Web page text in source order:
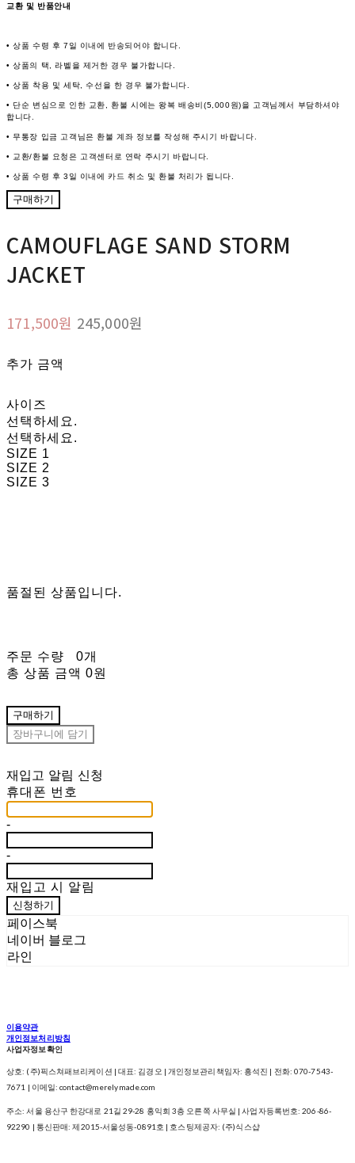
교환 및 반품안내
• 상품 수령 후 7일 이내에 반송되어야 합니다.
• 상품의 택, 라벨을 제거한 경우 불가합니다.
• 상품 착용 및 세탁, 수선을 한 경우 불가합니다.
• 단순 변심으로 인한 교환, 환불 시에는 왕복 배송비(5,000원)을 고객님께서 부담하셔야
합니다.
• 무통장 입금 고객님은 환불 계좌 정보를 작성해 주시기 바랍니다.
• 교환/환불 요청은 고객센터로 연락 주시기 바랍니다.
• 상품 수령 후 3일 이내에 카드 취소 및 환불 처리가 됩니다.
구매하기
CAMOUFLAGE SAND STORM
JACKET
171,500원 245,000원
추가 금액
사이즈
선택하세요.
선택하세요.
SIZE 1
SIZE 2
SIZE 3
품절된 상품입니다.
주문 수량
0개
총 상품 금액 0원
구매하기
장바구니에 담기
재입고 알림 신청
휴대폰 번호
-
-
재입고 시 알림
신청하기
페이스북
네이버 블로그
라인
이용약관
개인정보처리방침
사업자정보확인
상호: (주)픽스쳐패브리케이션 | 대표: 김경오 | 개인정보관리책임자: 흥석진 | 전화: 070-7543-
7671 | 이메일: contact@merelymade.com
주소: 서울 용산구 한강대로 21길 29-28 홍익회 3층 오른쪽 사무실 | 사업자등록번호:206-86-
92290 | 통신판매:제2015-서울성동-0891호 | 호스팅제공자: (주)식스샵